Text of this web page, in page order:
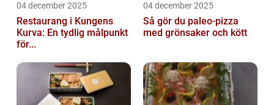
04 december 2025
Restaurang i Kungens
Kurva: En tydlig målpunkt
för...
04 december 2025
Så gör du paleo-pizza
med grönsaker och kött